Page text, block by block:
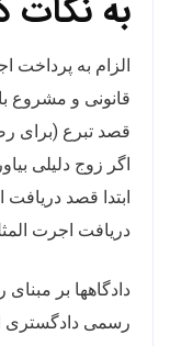
به
الزام به پرداخت
قانونی و مشروع
قصد تبرع (برای
اگر زوج دلیلی
ابتدا قصد
دریافت اجرت
دادگاهها بر
رسمی دادگستری